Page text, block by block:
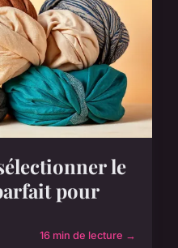
le
pour
16 min de lecture →